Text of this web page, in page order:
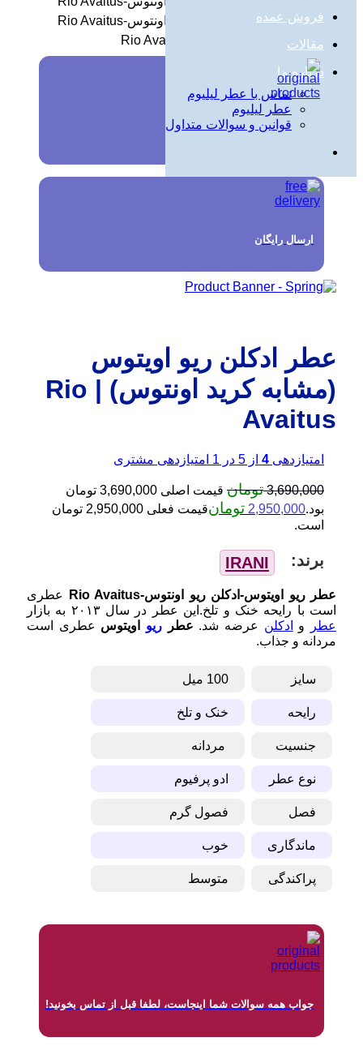
فروش عمده
مقالات
درباره ما
تماس با عطر لیلیوم
عطر لیلیوم
قوانین و سوالات متداول
تضمین اصالت
ارسال رایگان
عطر ادکلن ریو اویتوس
(مشابه کرید اونتوس) | Rio
Avaitus
امتیازدهی 4 از 5 در 1 امتیازدهی مشتری
3,690,000 تومان
قیمت اصلی 3,690,000 تومان
بود.2,950,000 تومان
قیمت فعلی 2,950,000 تومان
است.
عطر ریو اویتوس-ادکلن ریو اونتوس-Rio Avaitus
عطری
است با رایحه خنک و تلخ.این عطر در سال ۲۰۱۳ به بازار
عطر
و ادکلن عرضه شد. عطر ریو اویتوس عطری است
مردانه و جذاب.
سایز 100 میل
رایحه خنک و تلخ
جنسیت مردانه
نوع عطر ادو پرفیوم
فصل فصول گرم
ماندگاری خوب
پراکندگی متوسط
جواب همه سوالات شما اینجاست، لطفا قبل از تماس بخونید!